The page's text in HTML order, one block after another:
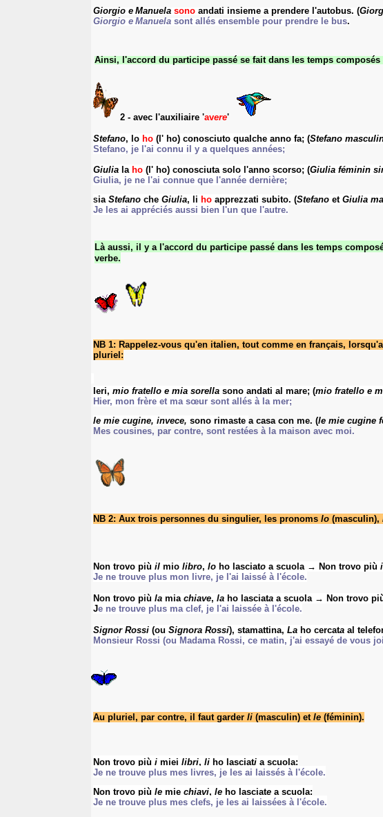
Giorgio e Manuela sono andati insieme a prendere l'autobus. (
Giorgio e Manuela sont allés ensemble pour prendre le bus.
Ainsi, l'accord du participe passé se faitdans les temps composés
2 - avec l'auxiliaire 'avere'
Stefano, o ho ( l' ho) conosciuto qualche anno fa; (Stefano
Stefano, je l'ai connu il y a quelques années;
Giulia la ho ( l' ho) conosciuta solo l'anno scorso; (Giulia féminin
Giulia, je ne l'ai connue que l'année dernière;
Sia Stefano che Giulia, li ho apprezzati subito. (Stefano et Giulia
Je les ai appréciés aussi bien l'un que l'autre.
Là aussi, il y a l'accord du participe passé dans les temps
verbe.
NB 1: Rappelez-vous qu'en italien, tout comme en français,
pluriel :
Ieri, mio fratello e mia sorella sono andati al mare; (mio fratello e
Hier, mon frère et ma sœur sont allés à la mer;
le mie cugine, invece, sono rimaste a casa con me. (le mie cugine
Mes cousines, par contre, sont restées à la maison avec moi.
NB 2: Aux trois personnes du singulier, les pronoms lo (masculin),
Non trovo più il mio libro, lo ho lasciato a scuola → Non trovo più
Je ne trouve plus mon livre, je l'ai laissé à l'école.
Non trovo più la mia chiave, la ho lasciata a scuola → Non trovo
Je ne trouve plus ma clef, je l'ai laissée à l'école.
Signor Rossi (ou Signora Rossi), stamattina, La ho cercata al
Monsieur Rossi (ou Madama Rossi, ce matin, j'ai essayé de vous
Au pluriel , par contre, il faut garder li (masculin) et le (féminin).
Non trovo più i miei libri, li ho lasciati a scuola:
Je ne trouve plus mes livres, je les ai laissés à l'école.
Non trovo più le mie chiavi, le ho lasciate a scuola:
Je ne trouve plus mes clefs, je les ai laissées à l'école.